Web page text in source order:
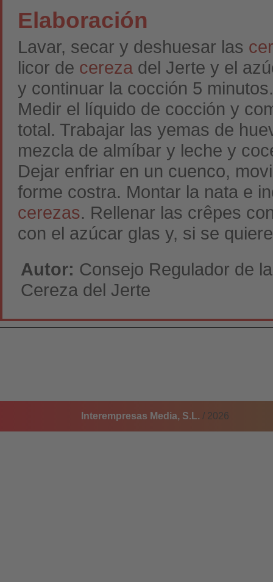
Elaboración
Lavar, secar y deshuesar las
licor de cereza del Jerte y el
y continuar la cocción 5
Medir el líquido de cocción y
total. Trabajar las yemas de
mezcla de almíbar y leche y
Dejar enfriar en un cuenco,
forme costra. Montar la nata e
cerezas. Rellenar las crêpes
con el azúcar glas y, si se
Autor: Consejo Regulador de
Cereza del Jerte
Interempresas Media, S.L. / 2026